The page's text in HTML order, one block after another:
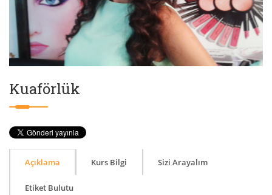
Kuaförlük
Açıklama Kurs Bilgi Sizi Arayalım
Etiket Bulutu